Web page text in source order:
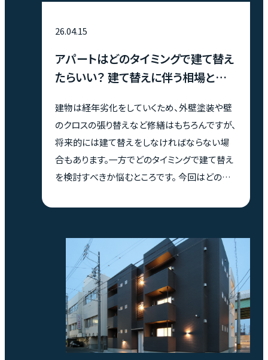
26.04.15
アパートはどのタイミングで建て替え
たらいい？ 建て替えに伴う相場とメリ
建物は経年劣化をしていくため、外壁塗装や壁
のクロスの張り替えなど修繕はもちろんですが、
将来的には建て替えをしなければならない場
合もあります。一方でどのタイミングで建て替え
を検討すべきか悩むところです。 今回はどのくら
伴う費用がいくらかかるのか、建て替えるメリッ